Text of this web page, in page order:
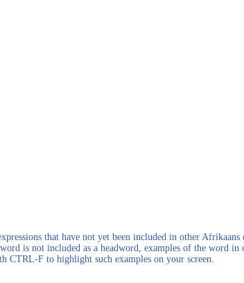
that have not yet been included in other
is not included as a headword, examples of the word in
CTRL-F to highlight such examples on your screen.